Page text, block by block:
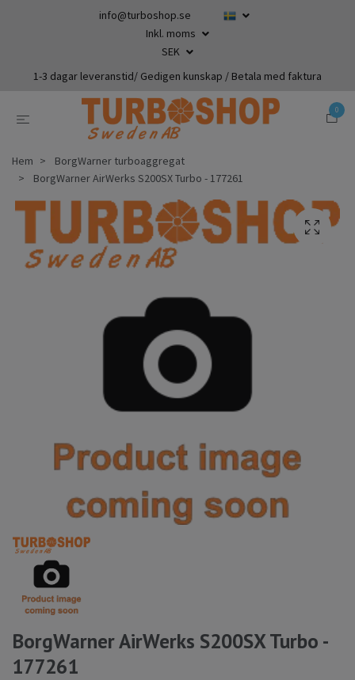
info@turboshop.se
Inkl. moms
SEK
1-3 dagar leveranstid/ Gedigen kunskap / Betala med faktura
0
Hem
BorgWarner turboaggregat
BorgWarner AirWerks S200SX Turbo - 177261
BorgWarner AirWerks S200SX Turbo -
177261